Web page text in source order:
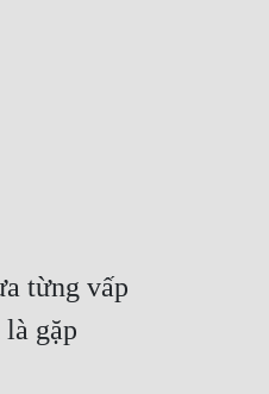
từng vấp
gặp